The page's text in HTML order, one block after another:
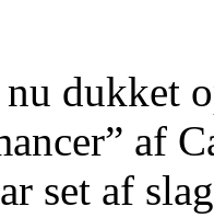
dukket
af
set af